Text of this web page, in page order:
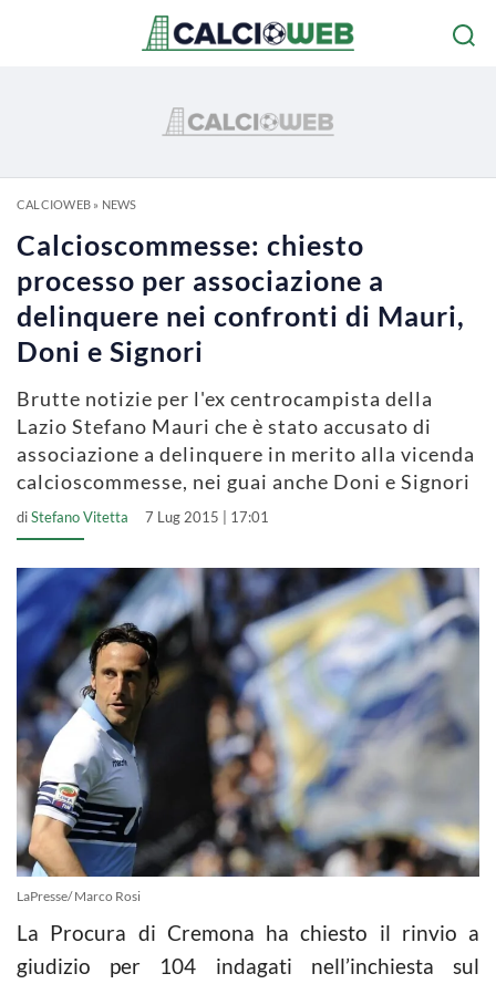
CALCIOWEB» NEWS
Calcioscommesse: chiesto
processo per associazione a
delinquere nei confronti di Mauri,
Doni e Signori
Brutte notizie per l'ex centrocampista della
Lazio Stefano Mauri che è stato accusato di
associazione a delinquere in merito alla vicenda
calcioscommesse, nei guai anche Doni e Signori
diStefano Vitetta 7 Lug 2015 | 17:01
LaPresse/ Marco Rosi
La Procura di Cremona ha chiesto il rinvio a
giudizio per 104 indagati nell’inchiesta sul